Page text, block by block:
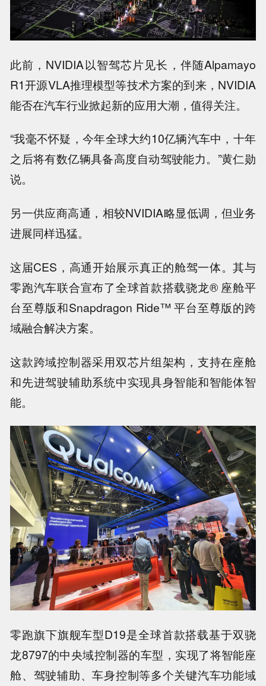
此前，NVIDIA以智驾芯片见长，伴随Alpamayo
R1开源VLA推理模型等技术方案的到来，NVIDIA
能否在汽车行业掀起新的应用大潮，值得关注。
“我毫不怀疑，今年全球大约10亿辆汽车中，十年
之后将有数亿辆具备高度自动驾驶能力。”黄仁勋
说。
另一供应商高通，相较NVIDIA略显低调，但业务
进展同样迅猛。
这届CES，高通开始展示真正的舱驾一体。其与
零跑汽车联合宣布了全球首款搭载骁龙® 座舱平
台至尊版和Snapdragon Ride™ 平台至尊版的跨
域融合解决方案。
这款跨域控制器采用双芯片组架构，支持在座舱
和先进驾驶辅助系统中实现具身智能和智能体智
能。
零跑旗下旗舰车型D19是全球首款搭载基于双骁
龙8797的中央域控制器的车型，实现了将智能座
舱、驾驶辅助、车身控制等多个关键汽车功能域